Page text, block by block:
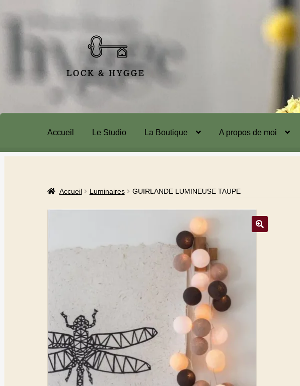
Accueil Le Studio La Boutique A propos de moi
Accueil Luminaires GUIRLANDE LUMINEUSE TAUPE